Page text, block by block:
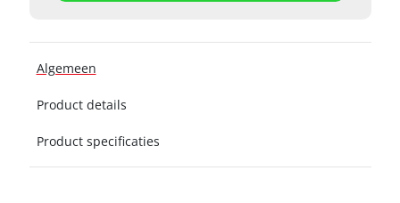
Algemeen
Product details
Product specificaties